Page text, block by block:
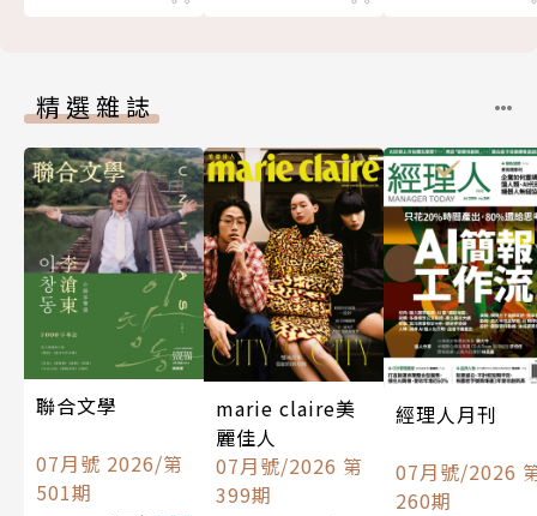
精選雜誌
聯合文學
07月號 2026/第
501期
marie claire美
麗佳人
07月號/2026 第
399期
經理人月刊
07月號/2026
260期